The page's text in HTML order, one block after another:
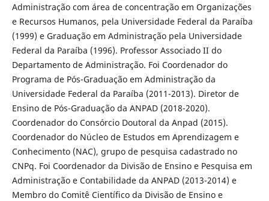
Administração com área de concentração em Organizações
e Recursos Humanos, pela Universidade Federal da Paraíba
(1999) e Graduação em Administração pela Universidade
Federal da Paraíba (1996). Professor Associado II do
Departamento de Administração. Foi Coordenador do
Programa de Pós-Graduação em Administração da
Universidade Federal da Paraíba (2011-2013). Diretor de
Ensino de Pós-Graduação da ANPAD (2018-2020).
Coordenador do Consórcio Doutoral da Anpad (2015).
Coordenador do Núcleo de Estudos em Aprendizagem e
Conhecimento (NAC), grupo de pesquisa cadastrado no
CNPq. Foi Coordenador da Divisão de Ensino e Pesquisa em
Administração e Contabilidade da ANPAD (2013-2014) e
Membro do Comitê Científico da Divisão de Ensino e